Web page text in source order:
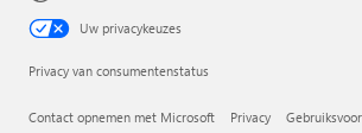
Uw privacykeuzes
Privacy van consumentenstatus
Contact opnemen met Microsoft Privacy